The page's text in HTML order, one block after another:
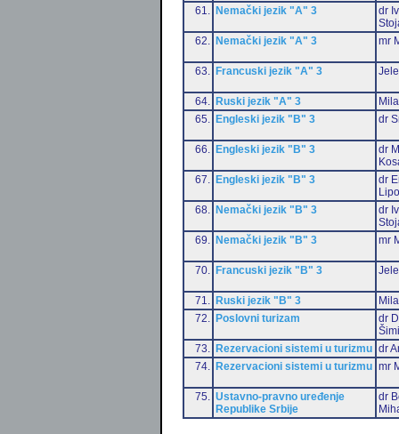
61.
Nemački jezik "A" 3
dr
62.
Nemački jezik "A" 3 mr
63. Francuski jezik "A" 3
64. Ruski jezik "A" 3
65.
Engleski jezik "B" 3 dr
66. Engleski jezik "B" 3
dr
67.
Engleski jezik "B" 3
dr
68.
Nemački jezik "B" 3
dr
69.
Nemački jezik "B" 3 mr
70. Francuski jezik "B" 3
71. Ruski jezik "B" 3
72.
Poslovni turizam
dr
73.
Rezervacioni sistemi u turizmu dr
74.
Rezervacioni sistemi u turizmu mr
75.
Ustavno-pravno uređenje
Republike Srbije
dr